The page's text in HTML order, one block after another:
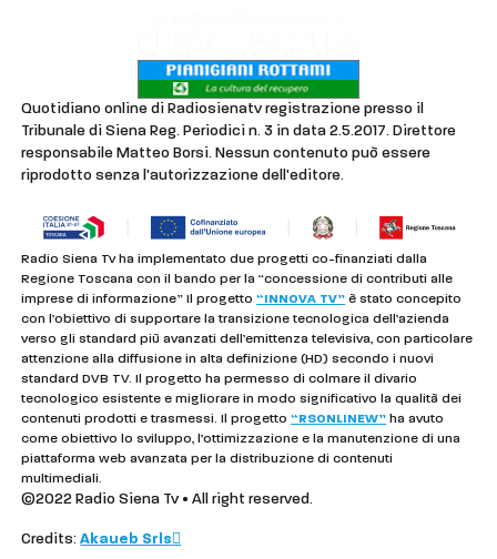
Quotidiano online di Radiosienatv registrazione presso il
Tribunale di Siena Reg. Periodici n. 3 in data 2.5.2017. Direttore
responsabile Matteo Borsi. Nessun contenuto può essere
riprodotto senza l'autorizzazione dell'editore.
Radio Siena Tv ha implementato due progetti co-finanziati dalla
Regione Toscana con il bando per la “concessione di contributi alle
imprese di informazione” Il progetto“INNOVA TV” è stato concepito
con l’obiettivo di supportare la transizione tecnologica dell’azienda
verso gli standard più avanzati dell’emittenza televisiva, con particolare
attenzione alla diffusione in alta definizione (HD) secondo i nuovi
standard DVB TV. Il progetto ha permesso di colmare il divario
tecnologico esistente e migliorare in modo significativo la qualità dei
contenuti prodotti e trasmessi. Il progetto“RSONLINEW” ha avuto
come obiettivo lo sviluppo, l’ottimizzazione e la manutenzione di una
piattaforma web avanzata per la distribuzione di contenuti
multimediali.
©2022 Radio Siena Tv • All right reserved.
Credits:Akaueb Srls